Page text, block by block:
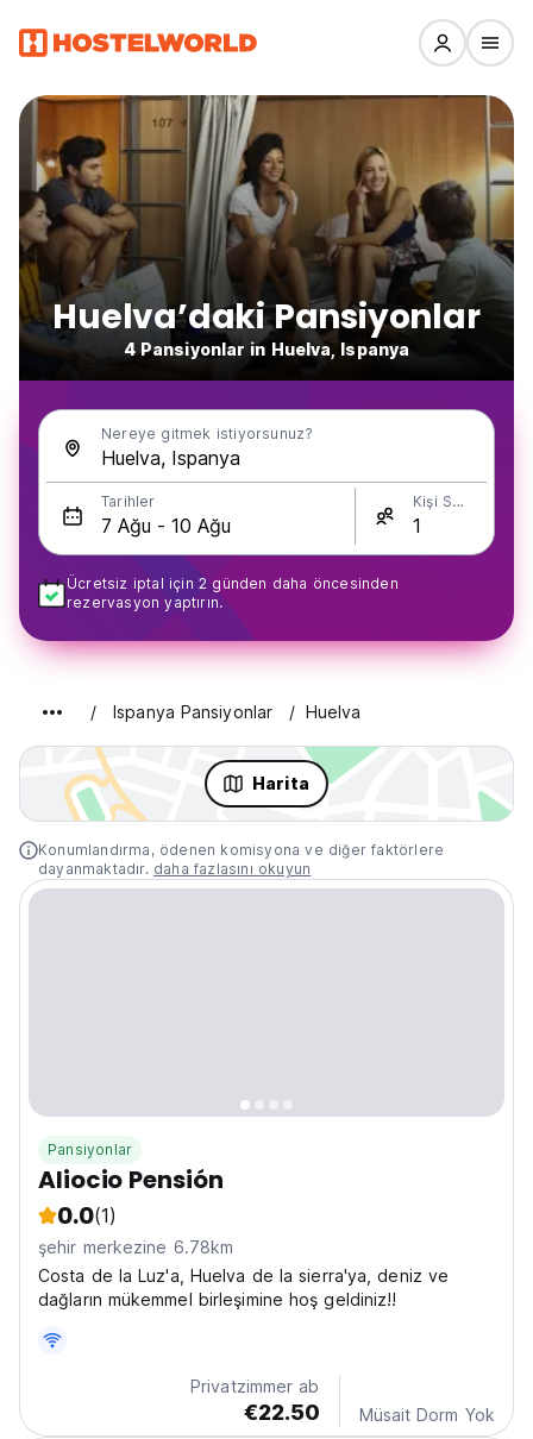
Huelva’daki Pansiyonlar
4 Pansiyonlar in Huelva, Ispanya
Nereye gitmek istiyorsunuz?
Tarihler Kişi Sayısı
Ücretsiz iptal için 2 günden daha öncesinden
rezervasyon yaptırın.
Ispanya Pansiyonlar Huelva
Harita
Konumlandırma, ödenen komisyona ve diğer faktörlere
dayanmaktadır. daha fazlasını okuyun
Pansiyonlar
Aliocio Pensión
0.0(1)
şehir merkezine 6.78km
Costa de la Luz'a, Huelva de la sierra'ya, deniz ve
dağların mükemmel birleşimine hoş geldiniz!!
Privatzimmer ab
€22.50 Müsait Dorm Yok